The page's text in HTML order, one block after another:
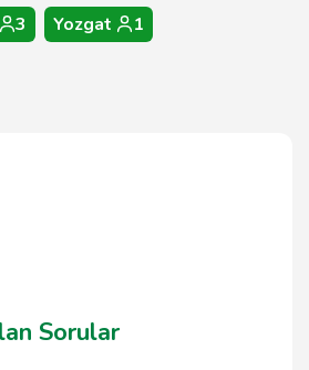
3 Yozgat
1
Sorular